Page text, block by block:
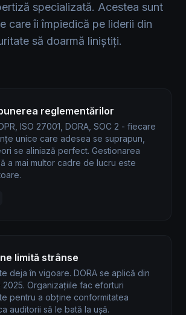
specializată. Acestea sunt
care îi împiedică pe liderii din
să doarmă liniștiți.
reglementărilor
ISO 27001, DORA, SOC 2 - fiecare
unice care adesea se suprapun,
se aliniază perfect. Gestionarea
a mai multor cadre de lucru este
limită strânse
deja în vigoare. DORA se aplică din
2025. Organizațiile fac eforturi
pentru a obține conformitatea
auditorii să le bată la ușă.